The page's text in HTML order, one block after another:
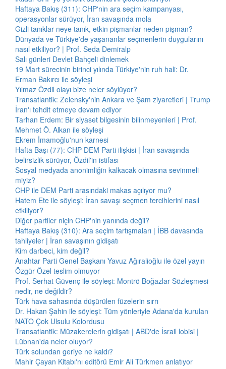
Haftaya Bakış (311): CHP'nin ara seçim kampanyası,
operasyonlar sürüyor, İran savaşında mola
Gizli tanıklar neye tanık, etkin pişmanlar neden pişman?
Dünyada ve Türkiye'de yaşananlar seçmenlerin duygularını
nasıl etkiliyor? | Prof. Seda Demiralp
Salı günleri Devlet Bahçeli dinlemek
19 Mart sürecinin birinci yılında Türkiye'nin ruh hali: Dr.
Erman Bakırcı ile söyleşi
Yılmaz Özdil olayı bize neler söylüyor?
Transatlantik: Zelensky'nin Ankara ve Şam ziyaretleri | Trump
İran'ı tehdit etmeye devam ediyor
Tarhan Erdem: Bir siyaset bilgesinin bilinmeyenleri | Prof.
Mehmet Ö. Alkan ile söyleşi
Ekrem İmamoğlu'nun karnesi
Hafta Başı (77): CHP-DEM Parti ilişkisi | İran savaşında
belirsizlik sürüyor, Özdil'in istifası
Sosyal medyada anonimliğin kalkacak olmasına sevinmeli
miyiz?
CHP ile DEM Parti arasındaki makas açılıyor mu?
Hatem Ete ile söyleşi: İran savaşı seçmen tercihlerini nasıl
etkiliyor?
Diğer partiler niçin CHP'nin yanında değil?
Haftaya Bakış (310): Ara seçim tartışmaları | İBB davasında
tahliyeler | İran savaşının gidişatı
Kim darbeci, kim değil?
Anahtar Parti Genel Başkanı Yavuz Ağıralioğlu ile özel yayın
Özgür Özel teslim olmuyor
Prof. Serhat Güvenç ile söyleşi: Montrö Boğazlar Sözleşmesi
nedir, ne değildir?
Türk hava sahasında düşürülen füzelerin sırrı
Dr. Hakan Şahin ile söyleşi: Tüm yönleriyle Adana'da kurulan
NATO Çok Ulsulu Kolordusu
Transatlantik: Müzakerelerin gidişatı | ABD'de İsrail lobisi |
Lübnan'da neler oluyor?
Türk solundan geriye ne kaldı?
Mahir Çayan Kitabı'nı editörü Emir Ali Türkmen anlatıyor